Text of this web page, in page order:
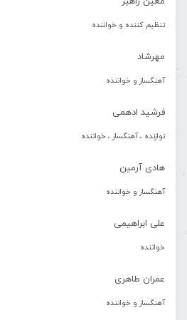
تنظیم کننده و خواننده
مهرشاد
آهنگساز و خواننده
فرشید ادهمی
نوازنده ، آهنگساز ، خواننده
هادی آرمین
آهنگساز و خواننده
علی ابراهیمی
خواننده
عمران طاهری
آهنگساز و خواننده